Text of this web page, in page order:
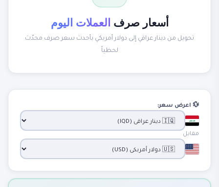
أسعار صرف العملات اليوم
تحويل من دينار عراقي إلى دولار أمريكي بأحدث سعر صرف محدّث
لحظياً
💱 اعرض سعر:
مقابل